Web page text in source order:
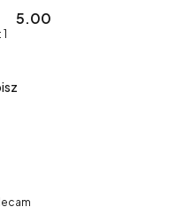
5.00